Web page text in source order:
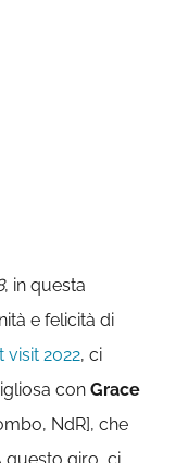
, in questa
e felicità di
visit 2022, ci
conGrace
NdR], che